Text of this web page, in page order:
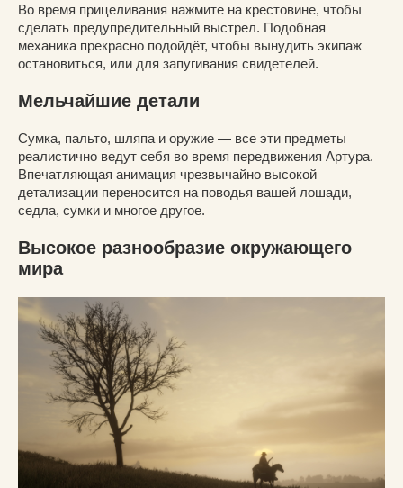
Во время прицеливания нажмите на крестовине, чтобы
сделать предупредительный выстрел. Подобная
механика прекрасно подойдёт, чтобы вынудить экипаж
остановиться, или для запугивания свидетелей.
Мельчайшие детали
Сумка, пальто, шляпа и оружие — все эти предметы
реалистично ведут себя во время передвижения Артура.
Впечатляющая анимация чрезвычайно высокой
детализации переносится на поводья вашей лошади,
седла, сумки и многое другое.
Высокое разнообразие окружающего
мира